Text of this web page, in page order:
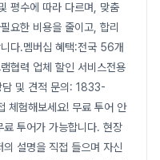
평수에 따라 다르며, 맞춤
요한 비용을 줄이고, 합리
다.멤버십 혜택:전국 56개
협력 업체 할인 서비스전용
담 및 견적 문의: 1833-
험해보세요! 무료 투어 안
투어가 가능합니다. 현장
설명을 직접 들으며 자신